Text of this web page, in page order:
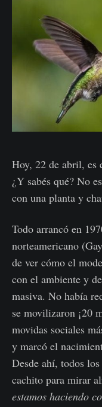
Hoy, 22 de abril, es
¿Y sabés qué? No
con una planta y
Todo arrancó en
norteamericano
de ver cómo el
con el ambiente y
masiva. No había
se movilizaron ¡20
movidas sociales
y marcó el
Desde ahí, todos
cachito para mirar
estamos haciendo